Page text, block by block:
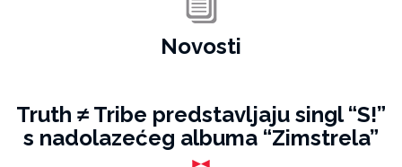
Novosti
Truth ≠ Tribe predstavljaju singl “S!”
s nadolazećeg albuma “Zimstrela”